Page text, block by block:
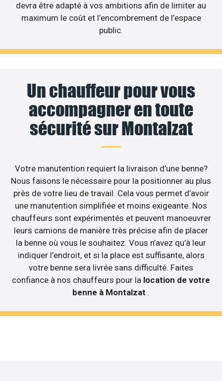
devra être adapté à vos ambitions afin de limiter au
maximum le coût et l’encombrement de l’espace
public.
Un chauffeur pour vous
accompagner en toute
sécurité sur Montalzat
Votre manutention requiert la livraison d’une benne?
Nous faisons le nécessaire pour la positionner au plus
près de votre lieu de travail. Cela vous permet d’avoir
une manutention simplifiée et moins exigeante. Nos
chauffeurs sont expérimentés et peuvent manoeuvrer
leurs camions de manière très précise afin de placer
la benne où vous le souhaitez. Vous n’avez qu’à leur
indiquer l’endroit, et si la place est suffisante, alors
votre benne sera livrée sans difficulté. Faites
confiance à nos chauffeurs pour la location de votre
benne à Montalzat .